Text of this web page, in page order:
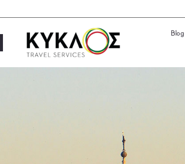
Blog